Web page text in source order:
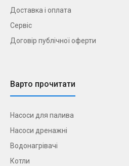
Доставка і оплата
Сервіс
Договір публічної оферти
Варто прочитати
Насоси для палива
Насоси дренажні
Водонагрівачі
Котли